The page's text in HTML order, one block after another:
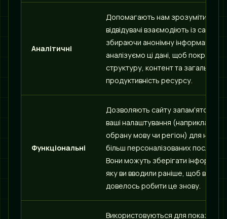
Аналітичні
Допомагають нам зрозуміти, як
відвідувачі взаємодіють із сайтом,
збираючи анонімну інформацію.
аналізуємо ці дані, щоб покращити
структуру, контент та загальну
продуктивність ресурсу.
Функціональні
Дозволяють сайту
ваші налаштування (наприклад,
обрану мову чи регіон) для
більш персоналізованих послуг.
Вони можуть зберігати
яку ви вводили раніше, щоб вам не
довелось робити це знову.
Використовуються для показу